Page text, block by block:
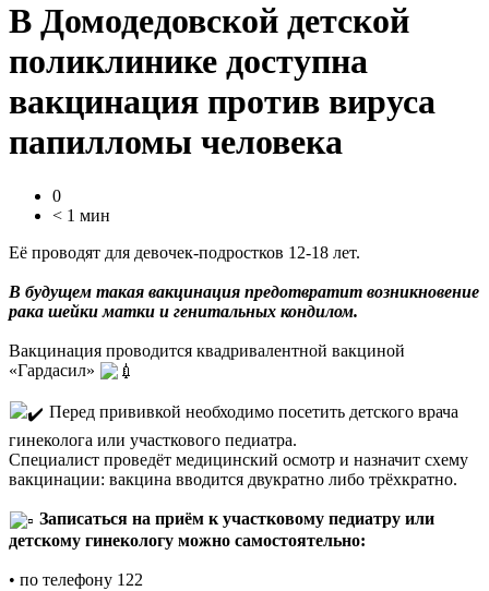
В Домодедовской детской
поликлинике доступна
вакцинация против вируса
папилломы человека
0
< 1 мин
Её проводят для девочек-подростков 12-18 лет.
В будущем такая вакцинация предотвратит возникновение
рака шейки матки и генитальных кондилом.
Вакцинация проводится квадривалентной вакциной
«Гардасил»
Перед прививкой необходимо посетить детского врача
гинеколога или участкового педиатра.
Специалист проведёт медицинский осмотр и назначит схему
вакцинации: вакцина вводится двукратно либо трёхкратно.
Записаться на приём к участковому педиатру или
детскому гинекологу можно самостоятельно:
• по телефону 122